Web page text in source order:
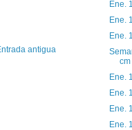
antigua
Ene.
Ene.
Ene.
cm
Ene.
Ene.
Ene.
Ene.